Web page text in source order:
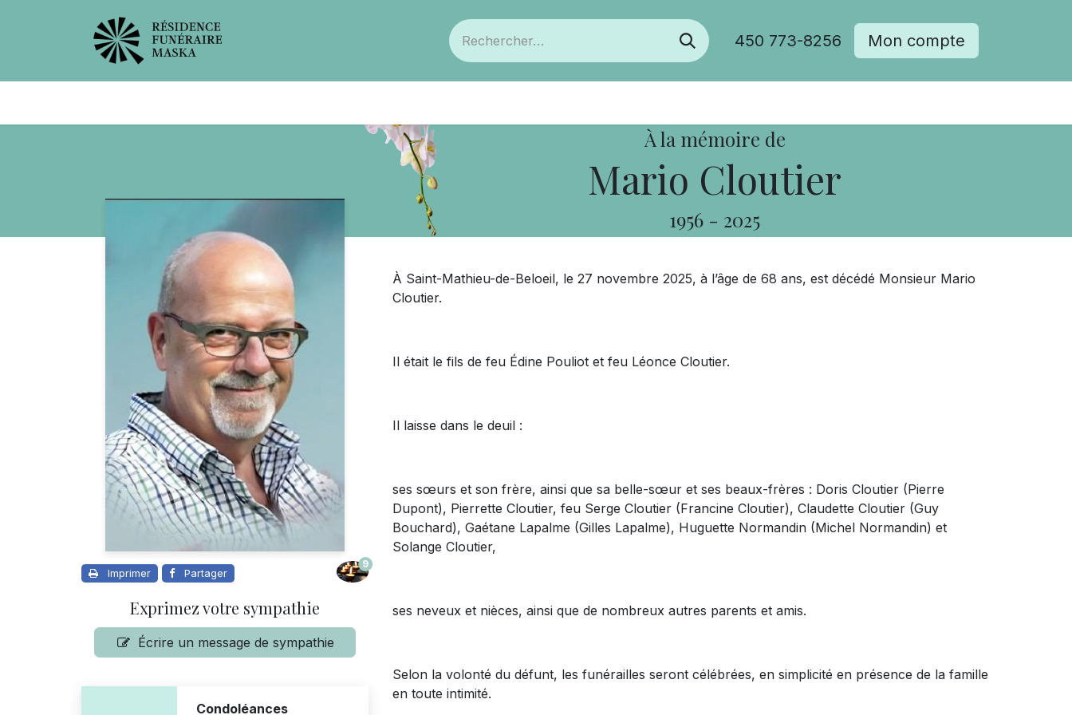
450 773-8256 Mon compte
À la mémoire de
Mario Cloutier
1956 - 2025
Imprimer Partager
9
Exprimez votre sympathie
Écrire un message de sympathie
Condoléances
À Saint-Mathieu-de-Beloeil, le 27 novembre 2025, à l’âge de 68 ans, est décédé Monsieur Mario
Cloutier.
Il était le fils de feu Édine Pouliot et feu Léonce Cloutier.
Il laisse dans le deuil :
ses sœurs et son frère, ainsi que sa belle-sœur et ses beaux-frères : Doris Cloutier (Pierre
Dupont), Pierrette Cloutier, feu Serge Cloutier (Francine Cloutier), Claudette Cloutier (Guy
Bouchard), Gaétane Lapalme (Gilles Lapalme), Huguette Normandin (Michel Normandin) et
Solange Cloutier,
ses neveux et nièces, ainsi que de nombreux autres parents et amis.
Selon la volonté du défunt, les funérailles seront célébrées, en simplicité en présence de la famille
en toute intimité.